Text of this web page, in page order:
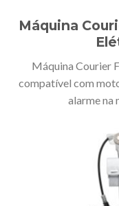
Máquina
Máquina Courier
compatível com
alarme na